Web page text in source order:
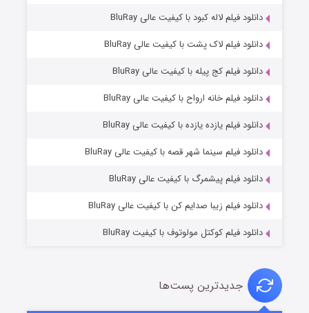
دانلود فیلم لاله کبود با کیفیت عالی BluRay
دانلود فیلم لاک پشت با کیفیت عالی BluRay
دانلود فیلم کج‌ پیله با کیفیت عالی BluRay
دانلود فیلم خانه ارواح با کیفیت عالی BluRay
دانلود فیلم یازده یازده با کیفیت عالی BluRay
دانلود فیلم سینما شهر قصه با کیفیت عالی BluRay
دانلود فیلم پیشمرگ با کیفیت عالی BluRay
دانلود فیلم زیبا صدایم کن با کیفیت عالی BluRay
دانلود فیلم کوکتل مولوتوف با کیفیت BluRay
جدیدترین پست‌ها